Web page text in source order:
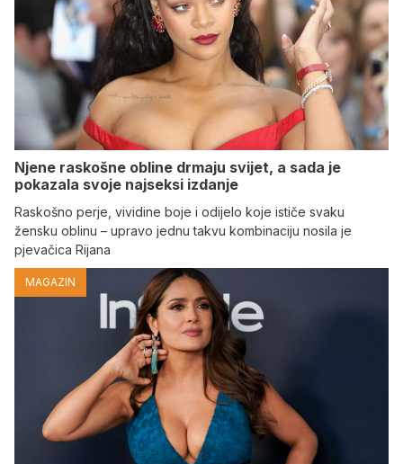
Njene raskošne obline drmaju svijet, a sada je
pokazala svoje najseksi izdanje
Raskošno perje, vividine boje i odijelo koje ističe svaku
žensku oblinu – upravo jednu takvu kombinaciju nosila je
pjevačica Rijana
MAGAZIN